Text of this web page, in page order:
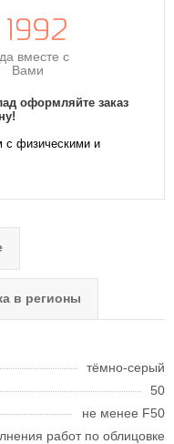
вместе с
Вами
оформляйте заказ
с физическими и
в регионы
тёмно-серый
50
не менее F50
работ по облицовке